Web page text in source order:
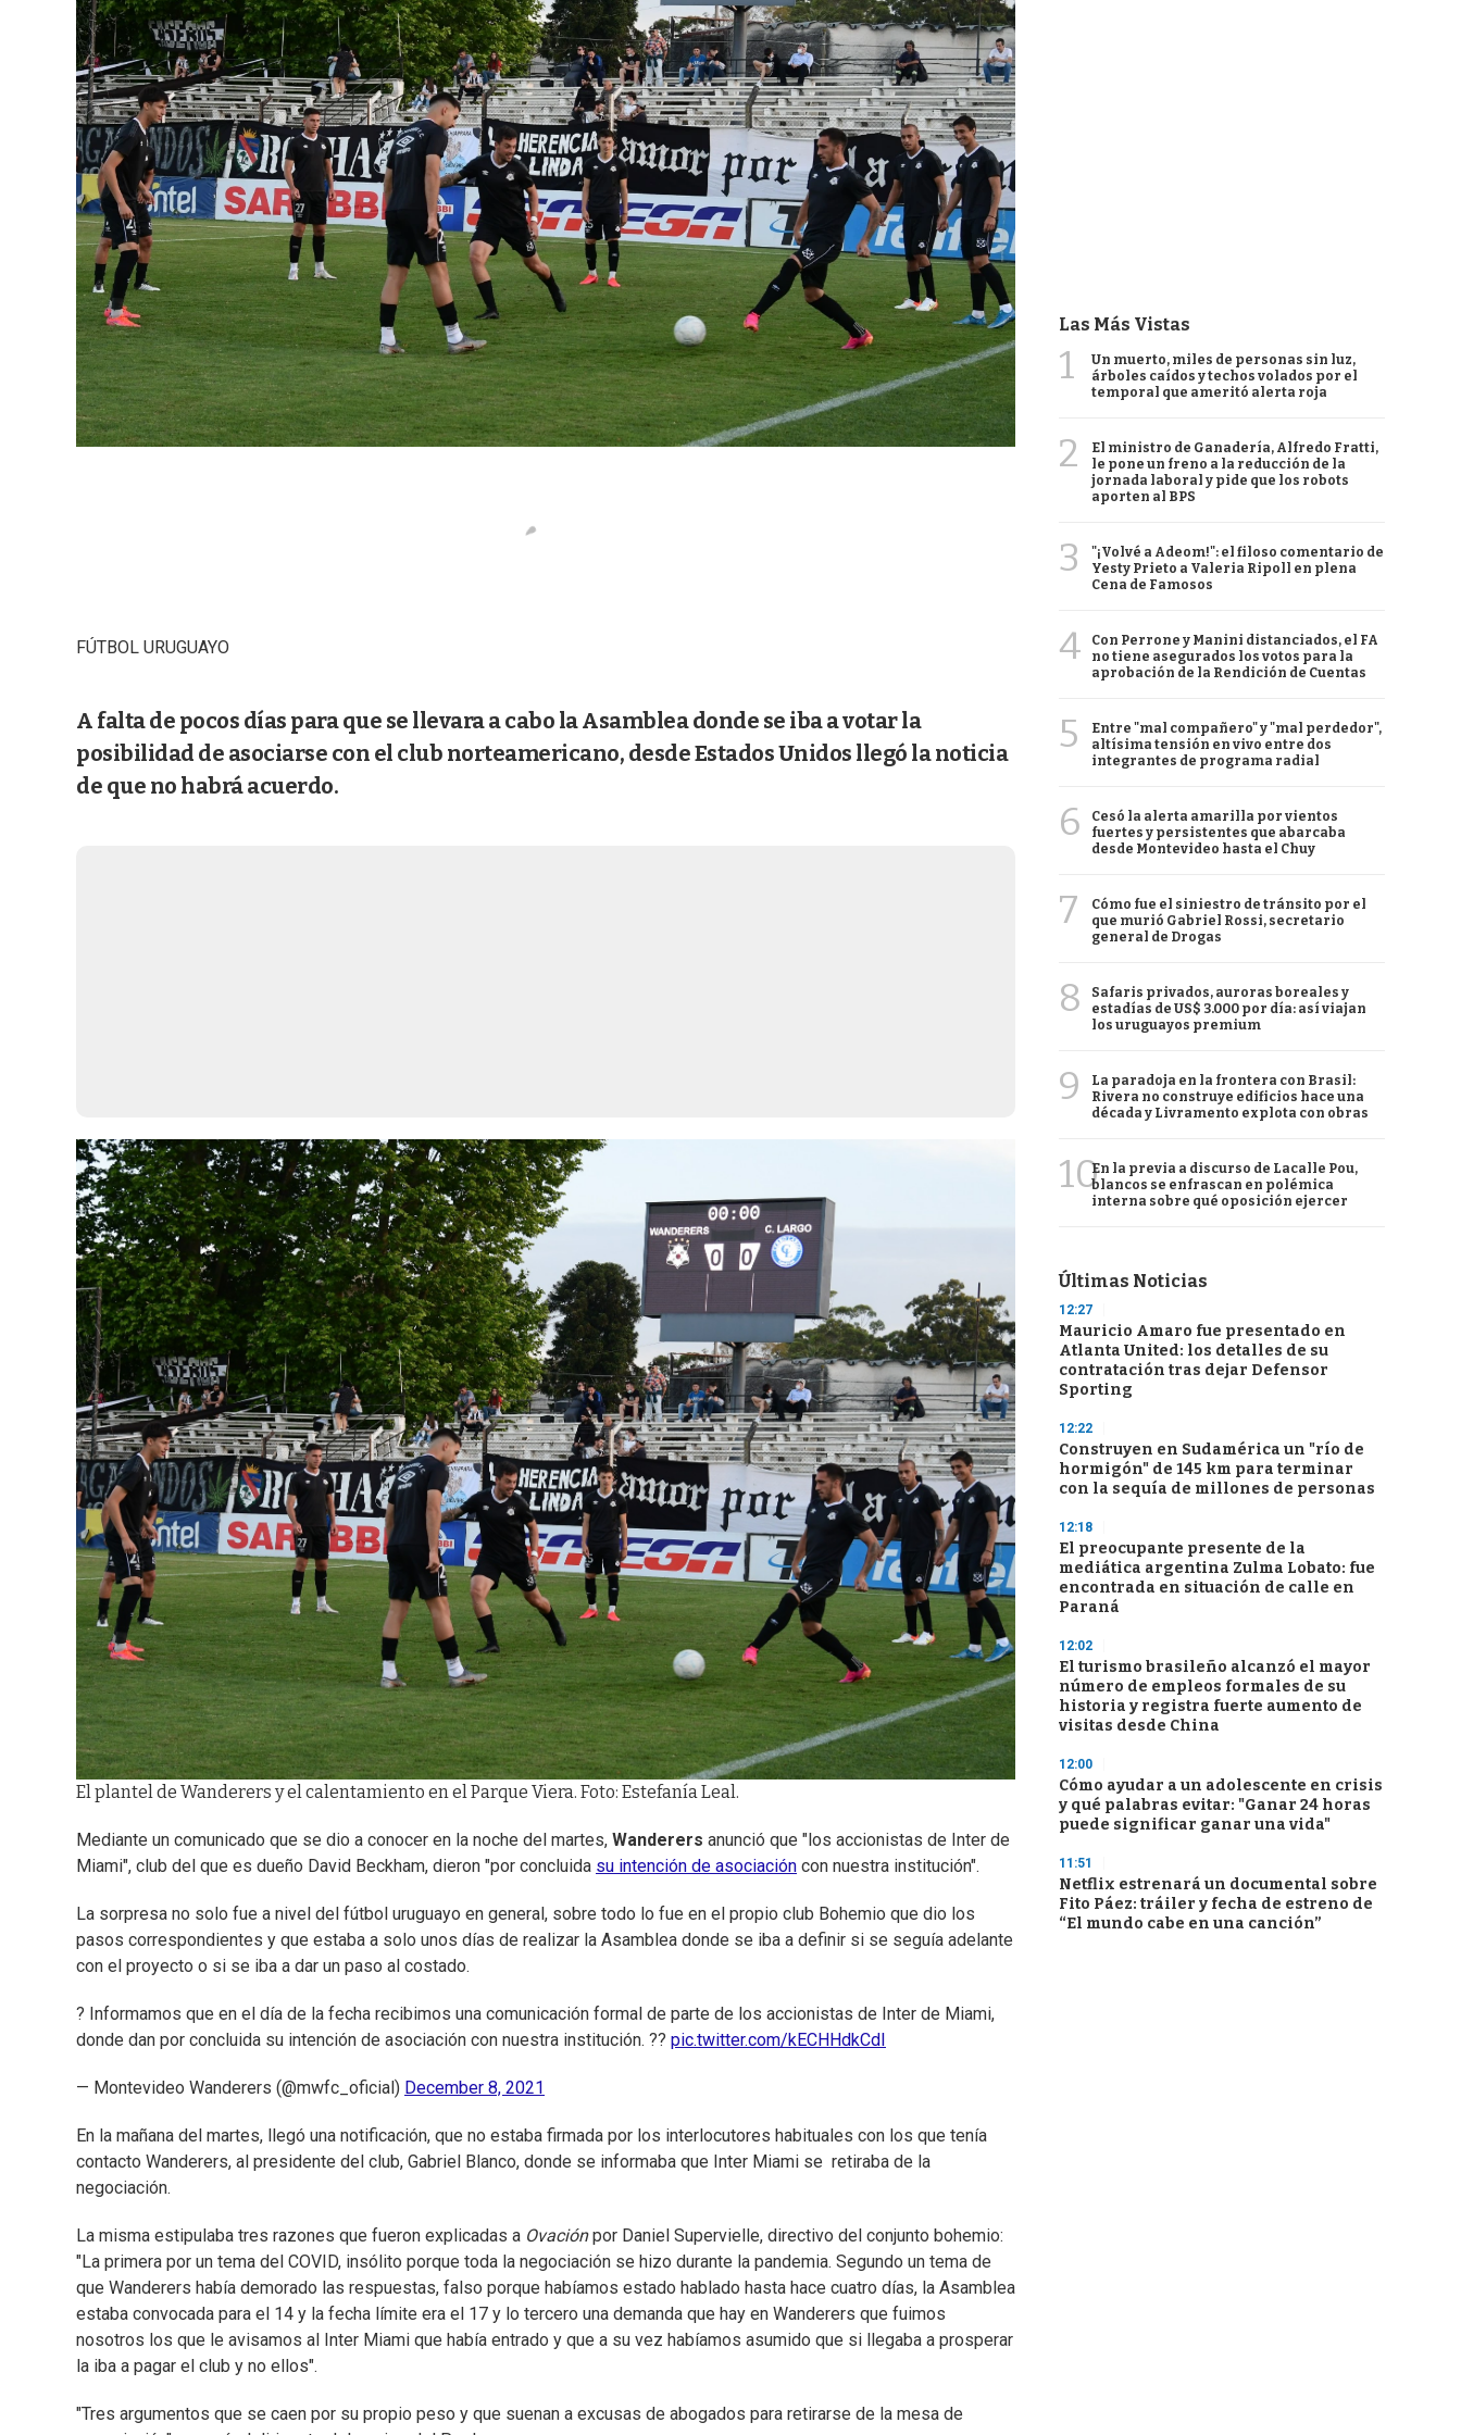
FÚTBOL URUGUAYO
A falta de pocos días para que se llevara a cabo la Asamblea donde se iba a votar la
posibilidad de asociarse con el club norteamericano, desde Estados Unidos llegó la noticia
de que no habrá acuerdo.
El plantel de Wanderers y el calentamiento en el Parque Viera. Foto: Estefanía Leal.
Mediante un comunicado que se dio a conocer en la noche del martes, Wanderers anunció que "los accionistas de Inter de
Miami", club del que es dueño David Beckham, dieron "por concluida su intención de asociación con nuestra institución".
La sorpresa no solo fue a nivel del fútbol uruguayo en general, sobre todo lo fue en el propio club Bohemio que dio los
pasos correspondientes y que estaba a solo unos días de realizar la Asamblea donde se iba a definir si se seguía adelante
con el proyecto o si se iba a dar un paso al costado.
? Informamos que en el día de la fecha recibimos una comunicación formal de parte de los accionistas de Inter de Miami,
donde dan por concluida su intención de asociación con nuestra institución. ?? pic.twitter.com/kECHHdkCdI
— Montevideo Wanderers (@mwfc_oficial) December 8, 2021
En la mañana del martes, llegó una notificación, que no estaba firmada por los interlocutores habituales con los que tenía
contacto Wanderers, al presidente del club, Gabriel Blanco, donde se informaba que Inter Miami se retiraba de la
negociación.
La misma estipulaba tres razones que fueron explicadas a Ovaciónpor Daniel Supervielle, directivo del conjunto bohemio:
"La primera por un tema del COVID, insólito porque toda la negociación se hizo durante la pandemia. Segundo un tema de
que Wanderers había demorado las respuestas, falso porque habíamos estado hablado hasta hace cuatro días, la Asamblea
estaba convocada para el 14 y la fecha límite era el 17 y lo tercero una demanda que hay en Wanderers que fuimos
nosotros los que le avisamos al Inter Miami que había entrado y que a su vez habíamos asumido que si llegaba a prosperar
la iba a pagar el club y no ellos".
"Tres argumentos que se caen por su propio peso y que suenan a excusas de abogados para retirarse de la mesa de
Las Más Vistas
1
Un muerto, miles de personas sin luz,
árboles caídos y techos volados por el
temporal que ameritó alerta roja
2
El ministro de Ganadería, Alfredo Fratti,
le pone un freno a la reducción de la
jornada laboral y pide que los robots
aporten al BPS
3
"¡Volvé a Adeom!": el filoso comentario de
Yesty Prieto a Valeria Ripoll en plena
Cena de Famosos
4
Con Perrone y Manini distanciados, el FA
no tiene asegurados los votos para la
aprobación de la Rendición de Cuentas
5
Entre "mal compañero" y "mal perdedor",
altísima tensión en vivo entre dos
integrantes de programa radial
6
Cesó la alerta amarilla por vientos
fuertes y persistentes que abarcaba
desde Montevideo hasta el Chuy
7
Cómo fue el siniestro de tránsito por el
que murió Gabriel Rossi, secretario
general de Drogas
8
Safaris privados, auroras boreales y
estadías de US$ 3.000 por día: así viajan
los uruguayos premium
9
La paradoja en la frontera con Brasil:
Rivera no construye edificios hace una
década y Livramento explota con obras
10En la previa a discurso de Lacalle Pou,
blancos se enfrascan en polémica
interna sobre qué oposición ejercer
Últimas Noticias
12:27
Mauricio Amaro fue presentado en
Atlanta United: los detalles de su
contratación tras dejar Defensor
Sporting
12:22
Construyen en Sudamérica un "río de
hormigón" de 145 km para terminar
con la sequía de millones de personas
12:18
El preocupante presente de la
mediática argentina Zulma Lobato: fue
encontrada en situación de calle en
Paraná
12:02
El turismo brasileño alcanzó el mayor
número de empleos formales de su
historia y registra fuerte aumento de
visitas desde China
12:00
Cómo ayudar a un adolescente en crisis
y qué palabras evitar: "Ganar 24 horas
puede significar ganar una vida"
11:51
Netflix estrenará un documental sobre
Fito Páez: tráiler y fecha de estreno de
“El mundo cabe en una canción”